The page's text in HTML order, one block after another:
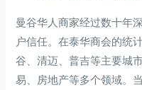
曼谷华人商家经过数十年
户信任。在泰华商会的统
谷、清迈、普吉等主要城
易、房地产等多个领域。